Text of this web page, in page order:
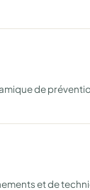
de
et de